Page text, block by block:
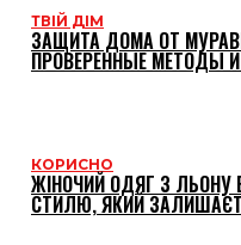
ТВІЙ ДІМ
ЗАЩИТА ДОМА ОТ
ПРОВЕРЕННЫЕ МЕТОДЫ
КОРИСНО
ЖІНОЧИЙ ОДЯГ З ЛЬОНУ
СТИЛЮ, ЯКИЙ